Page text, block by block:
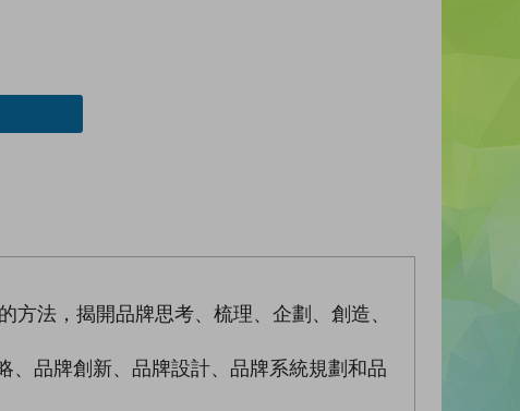
法，揭開品牌思考、梳理、企劃、創造、
品牌創新、品牌設計、品牌系統規劃和品